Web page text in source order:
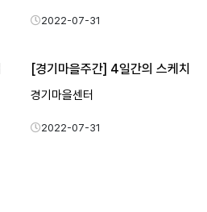
2022-07-31
[경기마을주간] 4일간의 스케치
경기마을센터
2022-07-31